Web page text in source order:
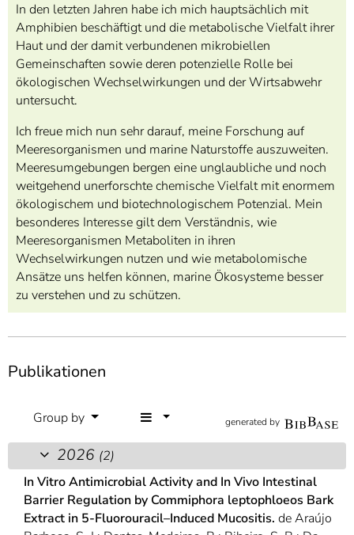
In den letzten Jahren habe ich mich hauptsächlich mit
Amphibien beschäftigt und die metabolische Vielfalt ihrer
Haut und der damit verbundenen mikrobiellen
Gemeinschaften sowie deren potenzielle Rolle bei
ökologischen Wechselwirkungen und der Wirtsabwehr
untersucht.
Ich freue mich nun sehr darauf, meine Forschung auf
Meeresorganismen und marine Naturstoffe auszuweiten.
Meeresumgebungen bergen eine unglaubliche und noch
weitgehend unerforschte chemische Vielfalt mit enormem
ökologischem und biotechnologischem Potenzial. Mein
besonderes Interesse gilt dem Verständnis, wie
Meeresorganismen Metaboliten in ihren
Wechselwirkungen nutzen und wie metabolomische
Ansätze uns helfen können, marine Ökosysteme besser
zu verstehen und zu schützen.
Publikationen
generated by
Group by
2026 (2)
In Vitro Antimicrobial Activity and In Vivo Intestinal
Barrier Regulation by Commiphora leptophloeos Bark
Extract in 5-Fluorouracil–Induced Mucositis. de Araújo